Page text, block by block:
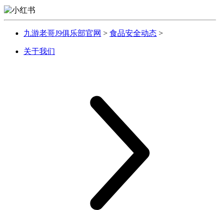
九游老哥J9俱乐部官网 > 食品安全动态 >
关于我们